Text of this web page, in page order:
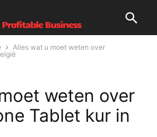
Alles wat u moet weten over
weten over
Tablet kur in